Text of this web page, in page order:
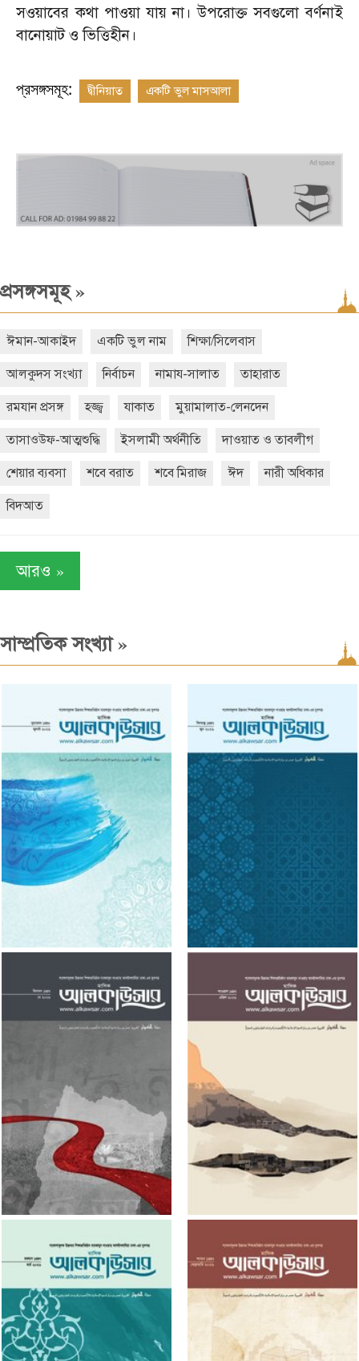
সওয়াবের কথা পাওয়া যায় না। উপরোক্ত সবগুলো বর্ণনাই
বানোয়াট ও ভিত্তিহীন।
প্রসঙ্গসমূহ: দ্বীনিয়াত একটি ভুল মাসআলা
প্রসঙ্গসমূহ»
ঈমান-আকাইদ একটি ভুল নাম শিক্ষা/সিলেবাস
আলকুদস সংখ্যা নির্বাচন নামায-সালাত তাহারাত
রমযান প্রসঙ্গ হজ্জ্ব যাকাত মুয়ামালাত-লেনদেন
তাসাওউফ-আত্মশুদ্ধি ইসলামী অর্থনীতি দাওয়াত ও তাবলীগ
শেয়ার ব্যবসা শবে বরাত শবে মিরাজ ঈদ নারী অধিকার
বিদআত
আরও »
সাম্প্রতিক সংখ্যা»